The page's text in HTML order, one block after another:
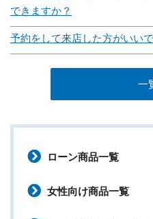
できますか？
予約をして来店した方がいい
一
ローン商品一覧
女性向け商品一覧